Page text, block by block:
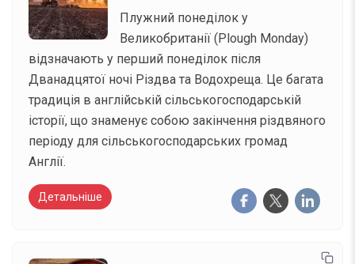
Плужний понеділок у
Великобританії (Plough Monday)
відзначають у перший понеділок після
Дванадцятої ночі Різдва та Водохреща. Це багата
традиція в англійській сільськогосподарській
історії, що знаменує собою закінчення різдвяного
періоду для сільськогосподарських громад
Англії.
Детальніше